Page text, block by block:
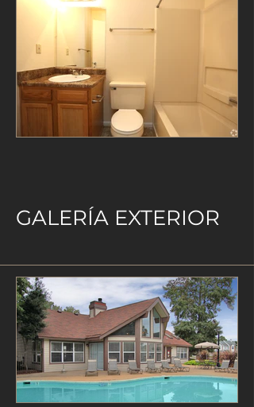
GALERÍA EXTERIOR